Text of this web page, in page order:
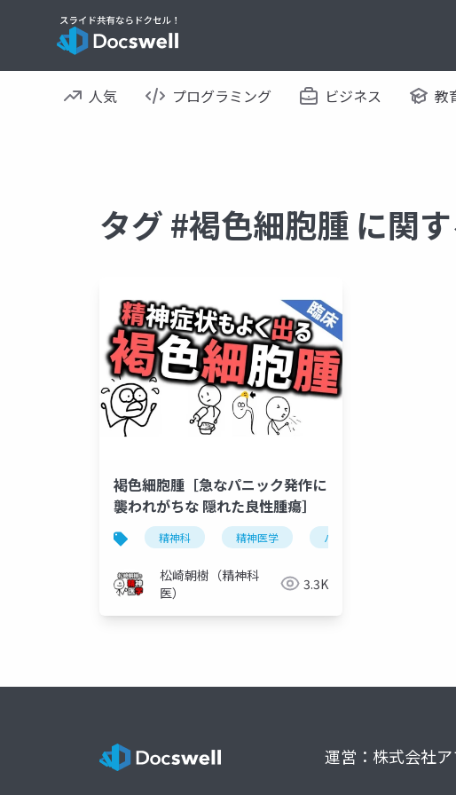
人気 プログラミング ビジネス 教
タグ #褐色細胞腫 に関
褐色細胞腫［急なパニック発作に
襲われがちな 隠れた良性腫瘍］
精神科 精神医学 パニック発作
松崎朝樹（精神科
医）
3.3K
運営：株式会社